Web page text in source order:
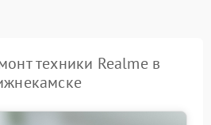
техники Realme в